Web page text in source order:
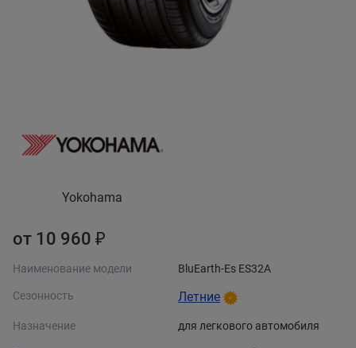
Yokohama
от 10 960 ₽
Наименование модели BluEarth-Es ES32A
Сезонность Летние
Назначение для легкового автомобиля